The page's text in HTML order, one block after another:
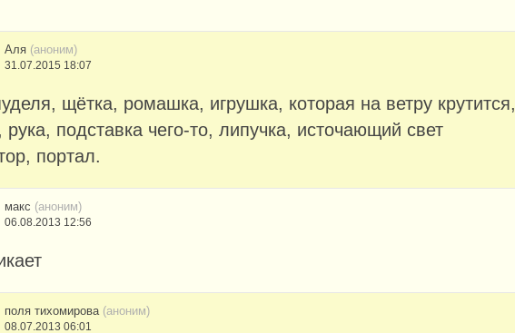
Аля (аноним)
31.07.2015 18:07
щётка, ромашка, игрушка, которая на ветру крутится,
рука, подставка чего-то, липучка, источающий свет
портал.
макс (аноним)
06.08.2013 12:56
поля тихомирова (аноним)
08.07.2013 06:01